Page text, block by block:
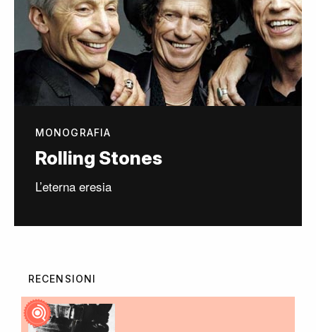
MONOGRAFIA
Rolling Stones
L’eterna eresia
RECENSIONI